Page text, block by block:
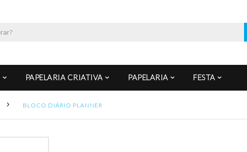
PAPELARIA CRIATIVA PAPELARIA FESTA
BLOCO DIÁRIO PLANNER